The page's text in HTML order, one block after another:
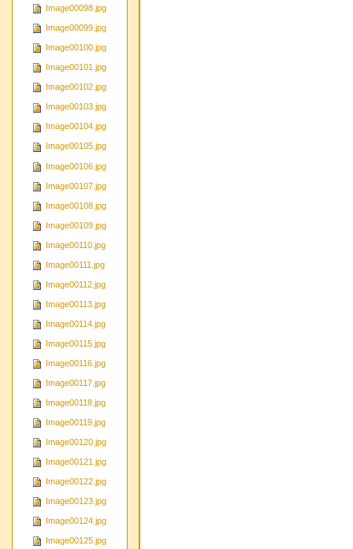
Image00098.jpg
Image00099.jpg
Image00100.jpg
Image00101.jpg
Image00102.jpg
Image00103.jpg
Image00104.jpg
Image00105.jpg
Image00106.jpg
Image00107.jpg
Image00108.jpg
Image00109.jpg
Image00110.jpg
Image00111.jpg
Image00112.jpg
Image00113.jpg
Image00114.jpg
Image00115.jpg
Image00116.jpg
Image00117.jpg
Image00118.jpg
Image00119.jpg
Image00120.jpg
Image00121.jpg
Image00122.jpg
Image00123.jpg
Image00124.jpg
Image00125.jpg